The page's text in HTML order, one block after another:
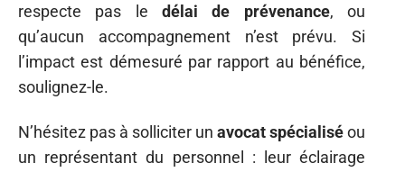
respecte pas le délai de prévenance, ou
qu’aucun accompagnement n’est prévu. Si
l’impact est démesuré par rapport au bénéfice,
soulignez-le.
N’hésitez pas à solliciter un avocat spécialiséou
un représentant du personnel : leur éclairage